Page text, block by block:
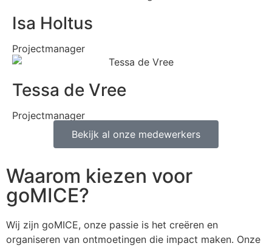
Isa Holtus
Projectmanager
Tessa de Vree
Projectmanager
Bekijk al onze medewerkers
Waarom kiezen voor
goMICE?
Wij zijn goMICE, onze passie is het creëren en
organiseren van ontmoetingen die impact maken. Onze